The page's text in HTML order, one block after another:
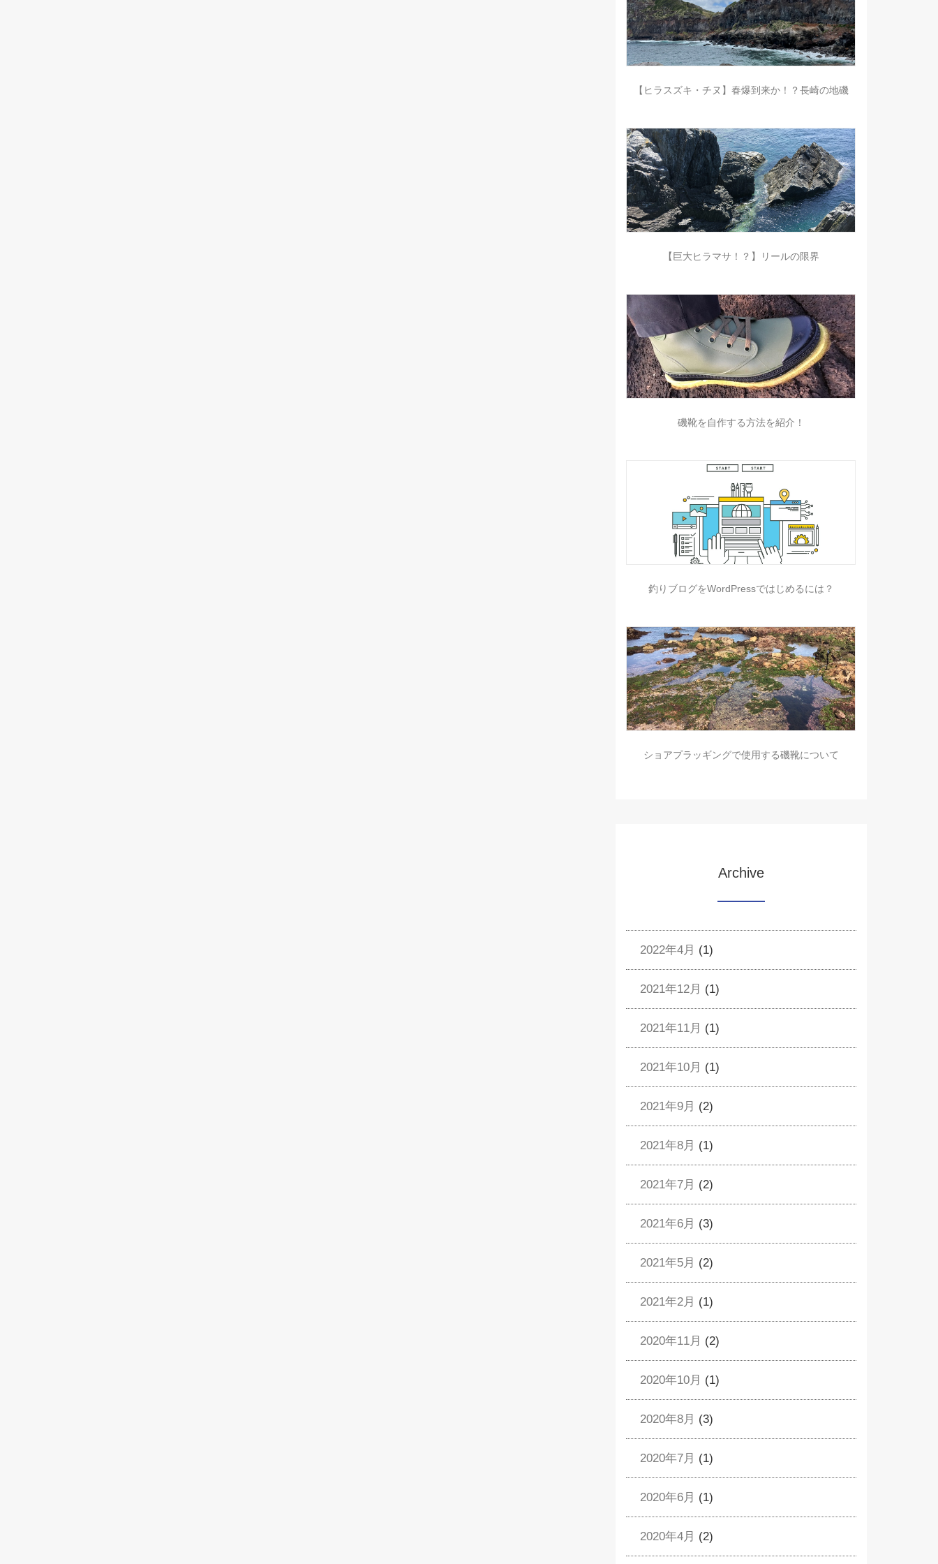
【ヒラスズキ・チヌ】春爆到来か！？長崎の地磯
【巨大ヒラマサ！？】リールの限界
磯靴を自作する方法を紹介！
釣りブログをWordPressではじめるには？
ショアプラッギングで使用する磯靴について
Archive
2022年4月 (1)
2021年12月 (1)
2021年11月 (1)
2021年10月 (1)
2021年9月 (2)
2021年8月 (1)
2021年7月 (2)
2021年6月 (3)
2021年5月 (2)
2021年2月 (1)
2020年11月 (2)
2020年10月 (1)
2020年8月 (3)
2020年7月 (1)
2020年6月 (1)
2020年4月 (2)